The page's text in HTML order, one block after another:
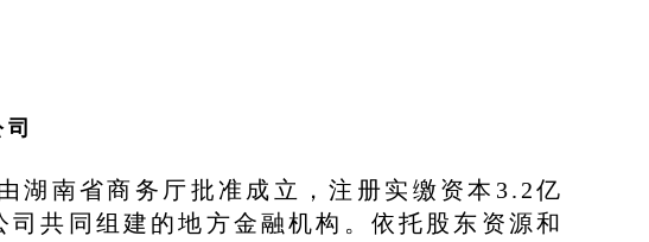
南省商务厅批准成立，注册实缴资本3.2亿
共同组建的地方金融机构。依托股东资源和